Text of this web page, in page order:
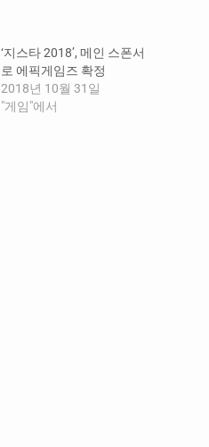
‘지스타 2018’, 메인 스폰서
로 에픽게임즈 확정
2018년 10월 31일
"게임"에서